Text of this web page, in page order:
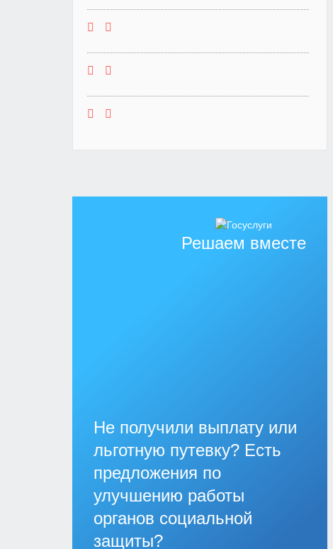
Решаем вместе
Не получили выплату или
льготную путевку? Есть
предложения по
улучшению работы
органов социальной
защиты?